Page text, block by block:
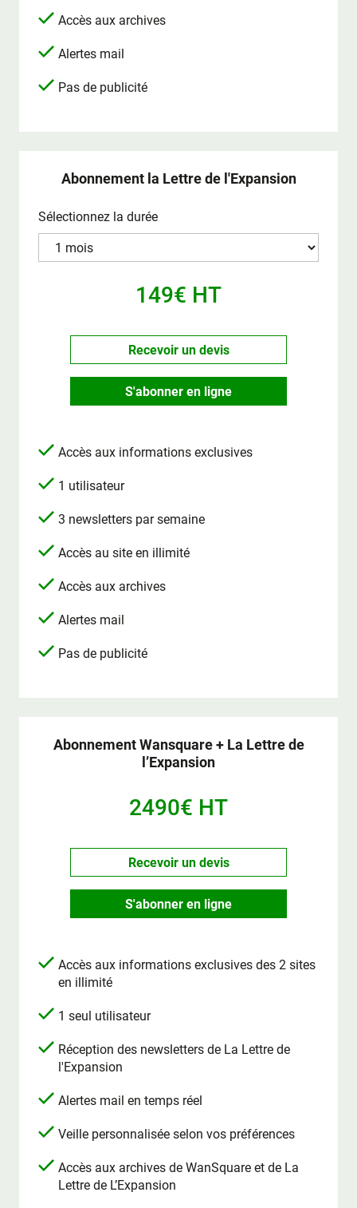
Accès aux archives
Alertes mail
Pas de publicité
Abonnement la Lettre de l'Expansion
Sélectionnez la durée
149€ HT
Recevoir un devis
S'abonner en ligne
Accès aux informations exclusives
1 utilisateur
3 newsletters par semaine
Accès au site en illimité
Accès aux archives
Alertes mail
Pas de publicité
Abonnement Wansquare + La Lettre de
l’Expansion
2490€ HT
Recevoir un devis
S'abonner en ligne
Accès aux informations exclusives des 2 sites
en illimité
1 seul utilisateur
Réception des newsletters de La Lettre de
l'Expansion
Alertes mail en temps réel
Veille personnalisée selon vos préférences
Accès aux archives de WanSquare et de La
Lettre de L’Expansion